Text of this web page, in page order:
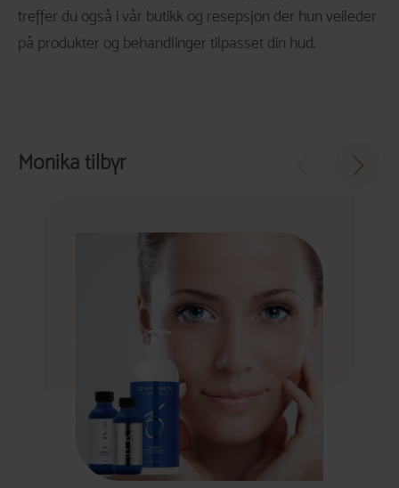
treffer du også i vår butikk og resepsjon der hun veileder
på produkter og behandlinger tilpasset din hud.
Monika tilbyr